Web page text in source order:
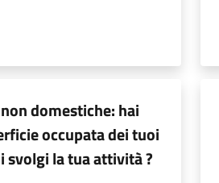
domestiche: hai
occupata dei tuoi
svolgi la tua attività ?